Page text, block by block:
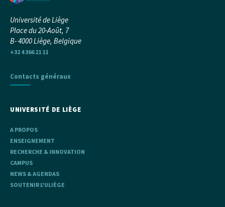
Université de Liège
Place du 20-Août, 7
B- 4000 Liège, Belgique
+32 4 366 21 11
Contacts généraux
UNIVERSITÉ DE LIÈGE
A PROPOS
ENSEIGNEMENT
RECHERCHE & INNOVATION
CAMPUS
NEWS & AGENDAS
SOUTENIR L'ULIÈGE